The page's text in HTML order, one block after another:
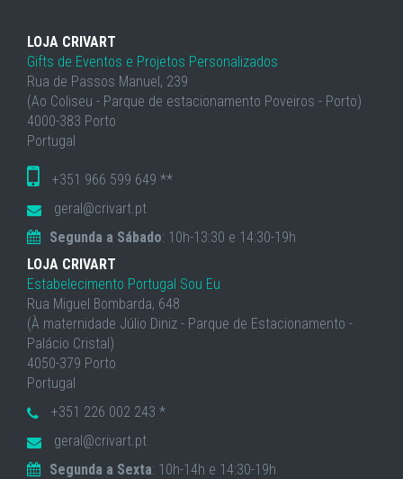
LOJA CRIVART
Gifts de Eventos e Projetos Personalizados
Rua de Passos Manuel, 239
(Ao Coliseu - Parque de estacionamento Poveiros - Porto)
4000-383 Porto
Portugal
+351 966 599 649 **
geral@crivart.pt
Segunda a Sábado: 10h-13:30 e 14:30-19h
LOJA CRIVART
Estabelecimento Portugal Sou Eu
Rua Miguel Bombarda, 648
(À maternidade Júlio Diniz - Parque de Estacionamento -
Palácio Cristal)
4050-379 Porto
Portugal
+351 226 002 243 *
geral@crivart.pt
Segunda a Sexta: 10h-14h e 14:30-19h